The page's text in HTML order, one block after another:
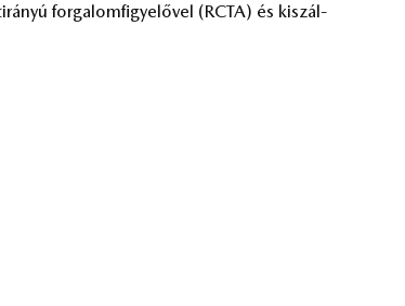
for­ga­lom­fi­gye­lő­vel (RCTA) és ki­szál­